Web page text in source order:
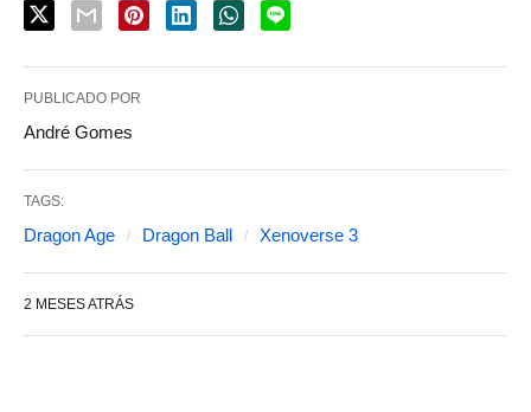
PUBLICADO POR
André Gomes
TAGS:
Dragon Age Dragon Ball Xenoverse 3
2 MESES ATRÁS